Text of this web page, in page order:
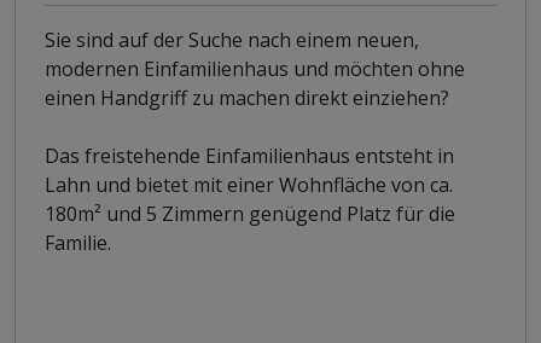
Sie sind auf der Suche nach einem neuen,
modernen Einfamilienhaus und möchten ohne
einen Handgriff zu machen direkt einziehen?
Das freistehende Einfamilienhaus entsteht in
Lahn und bietet mit einer Wohnfläche von ca.
180m² und 5 Zimmern genügend Platz für die
Familie.